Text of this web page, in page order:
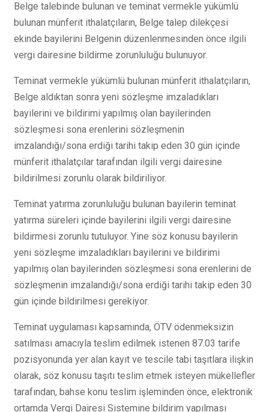
Belge talebinde bulunan ve teminat vermekle yükümlü
bulunan münferit ithalatçıların, Belge talep dilekçesi
ekinde bayilerini Belgenin düzenlenmesinden önce ilgili
vergi dairesine bildirme zorunluluğu bulunuyor.
Teminat vermekle yükümlü bulunan münferit ithalatçıların,
Belge aldıktan sonra yeni sözleşme imzaladıkları
bayilerini ve bildirimi yapılmış olan bayilerinden
sözleşmesi sona erenlerini sözleşmenin
imzalandığı/sona erdiği tarihi takip eden 30 gün içinde
münferit ithalatçılar tarafından ilgili vergi dairesine
bildirilmesi zorunlu olarak bildiriliyor.
Teminat yatırma zorunluluğu bulunan bayilerin teminat
yatırma süreleri içinde bayilerini ilgili vergi dairesine
bildirmesi zorunlu tutuluyor. Yine söz konusu bayilerin
yeni sözleşme imzaladıkları bayilerini ve bildirimi
yapılmış olan bayilerinden sözleşmesi sona erenlerini de
sözleşmenin imzalandığı/sona erdiği tarihi takip eden 30
gün içinde bildirilmesi gerekiyor.
Teminat uygulaması kapsamında, ÖTV ödenmeksizin
satılması amacıyla teslim edilmek istenen 87.03 tarife
pozisyonunda yer alan kayıt ve tescile tabi taşıtlara ilişkin
olarak, söz konusu taşıtı teslim etmek isteyen mükellefler
tarafından, bahse konu teslim işleminden önce, elektronik
ortamda Vergi Dairesi Sistemine bildirim yapılması